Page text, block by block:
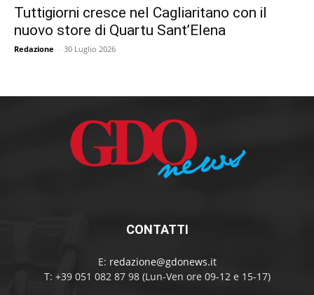
Tuttigiorni cresce nel Cagliaritano con il
nuovo store di Quartu Sant’Elena
Redazione - 30 Luglio 2026
CONTATTI
E: redazione@gdonews.it
T: +39 051 082 87 98 (Lun-Ven ore 09-12 e 15-17)